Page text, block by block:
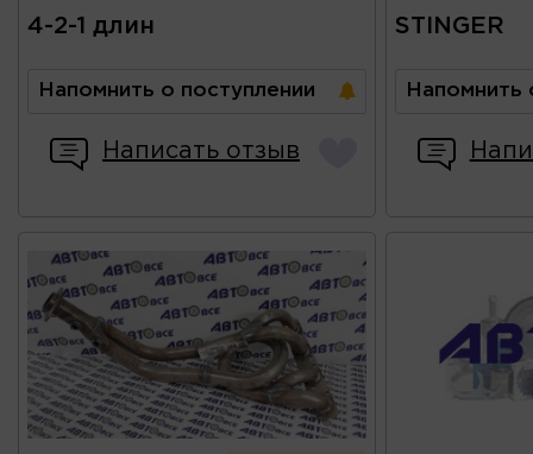
4-2-1 длин
Напомнить о поступлении
Написать отзыв
STINGER
Напомнить